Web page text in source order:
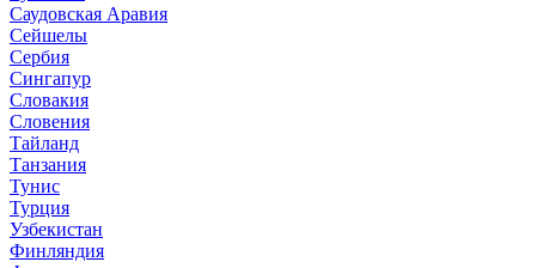
Саудовская Аравия
Сейшелы
Сербия
Сингапур
Словакия
Словения
Тайланд
Танзания
Тунис
Турция
Узбекистан
Финляндия